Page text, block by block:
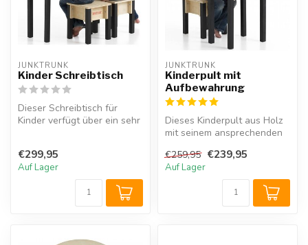
JUNKTRUNK
Kinder Schreibtisch
Dieser Schreibtisch für
Kinder verfügt über ein sehr
€299,95
Auf Lager
JUNKTRUNK
Kinderpult mit
Aufbewahrung
Dieses Kinderpult aus Holz
mit seinem ansprechenden
Abla...
€259,95 €239,95
Auf Lager